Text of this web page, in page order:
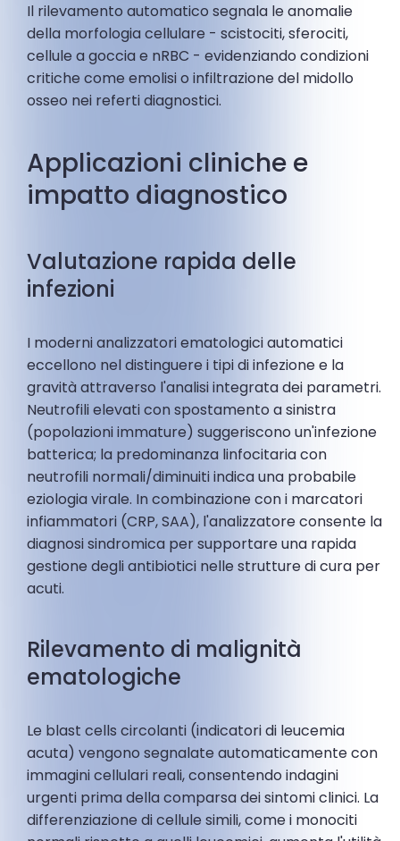
Il rilevamento automatico segnala le anomalie
della morfologia cellulare - scistociti, sferociti,
cellule a goccia e nRBC - evidenziando condizioni
critiche come emolisi o infiltrazione del midollo
osseo nei referti diagnostici.
Applicazioni cliniche e
impatto diagnostico
Valutazione rapida delle
infezioni
I moderni analizzatori ematologici automatici
eccellono nel distinguere i tipi di infezione e la
gravità attraverso l'analisi integrata dei parametri.
Neutrofili elevati con spostamento a sinistra
(popolazioni immature) suggeriscono un'infezione
batterica; la predominanza linfocitaria con
neutrofili normali/diminuiti indica una probabile
eziologia virale. In combinazione con i marcatori
infiammatori (CRP, SAA), l'analizzatore consente la
diagnosi sindromica per supportare una rapida
gestione degli antibiotici nelle strutture di cura per
acuti.
Rilevamento di malignità
ematologiche
Le blast cells circolanti (indicatori di leucemia
acuta) vengono segnalate automaticamente con
immagini cellulari reali, consentendo indagini
urgenti prima della comparsa dei sintomi clinici. La
differenziazione di cellule simili, come i monociti